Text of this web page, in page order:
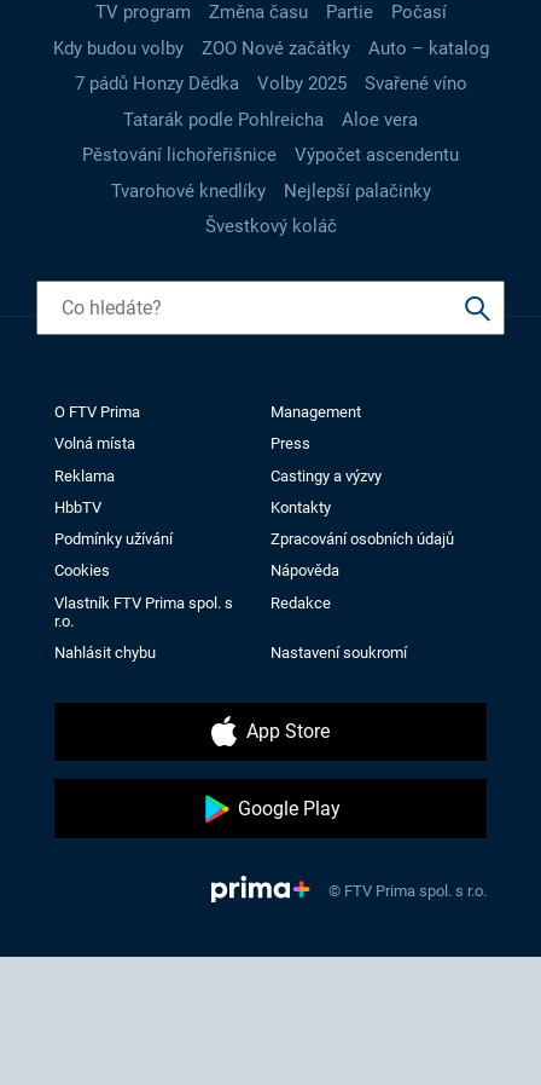
TV program
Změna času Partie
Počasí
Kdy budou volby
ZOO Nové začátky
Auto – katalog
7 pádů Honzy Dědka
Volby 2025
Svařené víno
Tatarák podle Pohlreicha
Aloe vera
Pěstování lichořeřišnice
Výpočet ascendentu
Tvarohové knedlíky
Nejlepší palačinky
Švestkový koláč
O FTV Prima
Management
Volná místa
Press
Reklama
Castingy a výzvy
HbbTV
Kontakty
Podmínky užívání
Zpracování osobních údajů
Cookies
Nápověda
Vlastník FTV Prima spol. s
r.o.
Redakce
Nahlásit chybu Nastavení soukromí
App Store
Google Play
© FTV Prima spol. s r.o.